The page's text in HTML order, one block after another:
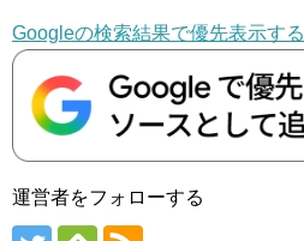
Googleの検索結果で優先表示する
運営者をフォローする